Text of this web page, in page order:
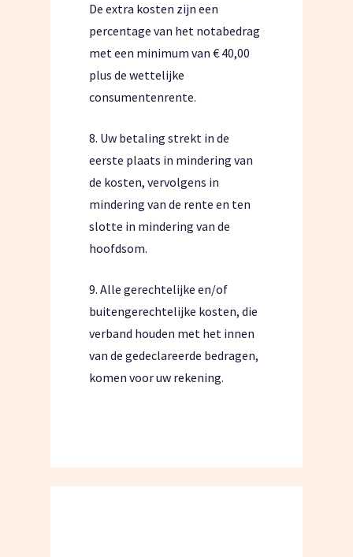
De extra kosten zijn een
percentage van het notabedrag
met een minimum van € 40,00
plus de wettelijke
consumentenrente.
8. Uw betaling strekt in de
eerste plaats in mindering van
de kosten, vervolgens in
mindering van de rente en ten
slotte in mindering van de
hoofdsom.
9. Alle gerechtelijke en/of
buitengerechtelijke kosten, die
verband houden met het innen
van de gedeclareerde bedragen,
komen voor uw rekening.